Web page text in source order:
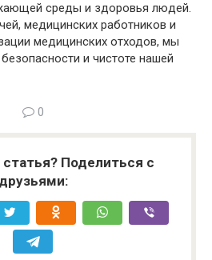
среды и здоровья людей.
медицинских работников и
медицинских отходов, мы
и чистоте нашей
0
Поделиться с
друзьями: